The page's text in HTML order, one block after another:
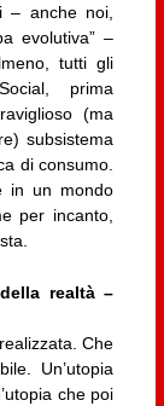
– anche noi,
evolutiva” –
tutti gli
prima
(ma
subsistema
di consumo.
in un mondo
per incanto,
realtà –
Che
Un’utopia
che poi